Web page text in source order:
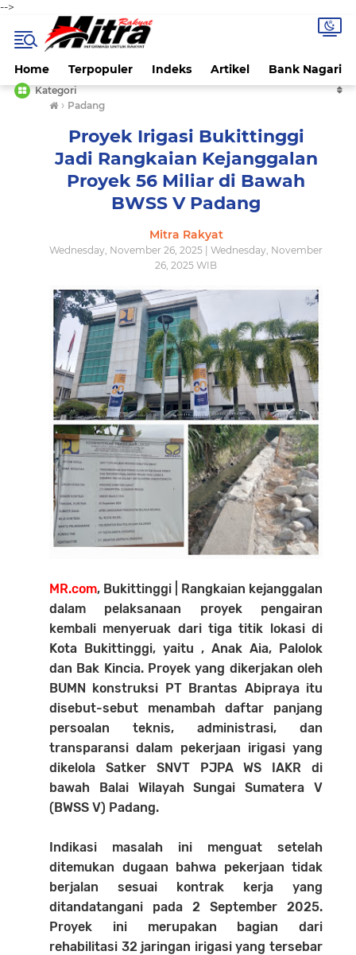
-->
Home Terpopuler Indeks Artikel Bank Nagari
Kategori
› Padang
Proyek Irigasi Bukittinggi
Jadi Rangkaian Kejanggalan
Proyek 56 Miliar di Bawah
BWSS V Padang
Mitra Rakyat
Wednesday, November 26, 2025 | Wednesday, November
26, 2025 WIB
MR.com, Bukittinggi | Rangkaian kejanggalan
dalam pelaksanaan proyek pengairan
kembali menyeruak dari tiga titik lokasi di
Kota Bukittinggi, yaitu , Anak Aia, Palolok
dan Bak Kincia. Proyek yang dikerjakan oleh
BUMN konstruksi PT Brantas Abipraya itu
disebut-sebut menambah daftar panjang
persoalan teknis, administrasi, dan
transparansi dalam pekerjaan irigasi yang
dikelola Satker SNVT PJPA WS IAKR di
bawah Balai Wilayah Sungai Sumatera V
(BWSS V) Padang.
Indikasi masalah ini menguat setelah
ditemukan dugaan bahwa pekerjaan tidak
berjalan sesuai kontrak kerja yang
ditandatangani pada 2 September 2025.
Proyek ini merupakan bagian dari
rehabilitasi 32 jaringan irigasi yang tersebar